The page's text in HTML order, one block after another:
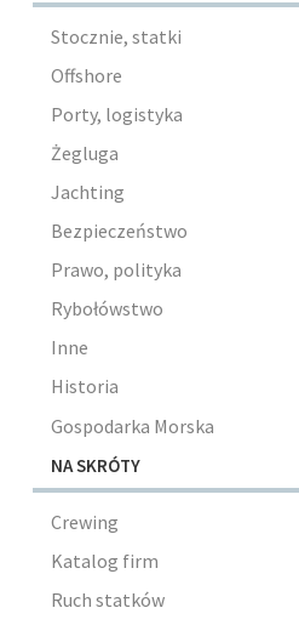
Stocznie, statki
Offshore
Porty, logistyka
Żegluga
Jachting
Bezpieczeństwo
Prawo, polityka
Rybołówstwo
Inne
Historia
Gospodarka Morska
NA SKRÓTY
Crewing
Katalog firm
Ruch statków